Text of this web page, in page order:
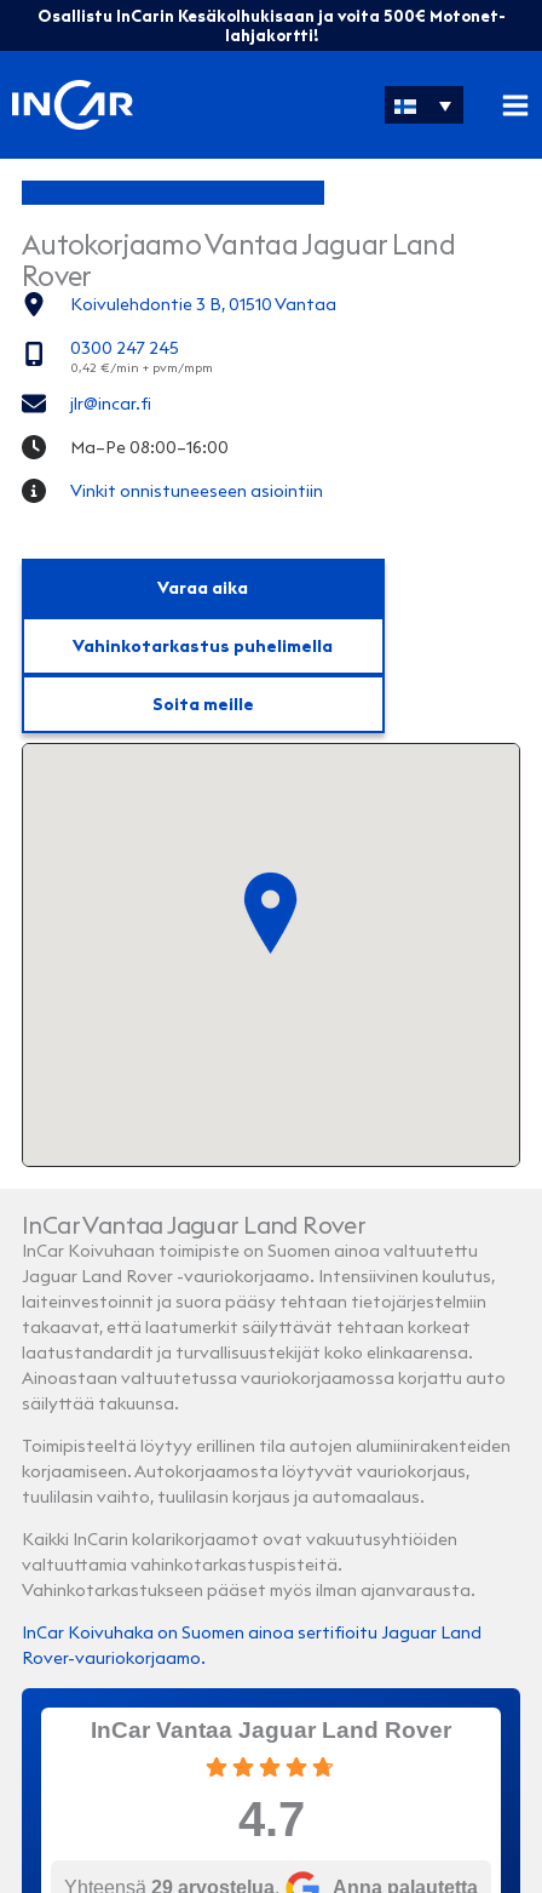
Osallistu InCarin Kesäkolhukisaan ja voita 500€ Motonet-
lahjakortti!
Autokorjaamo Vantaa Jaguar Land
Rover
Koivulehdontie 3 B, 01510 Vantaa
0300 247 245
jlr@incar.fi
Ma–Pe 08:00–16:00
Vinkit onnistuneeseen asiointiin
Varaa aika
Vahinkotarkastus puhelimella
Soita meille
InCar Vantaa Jaguar Land Rover
InCar Koivuhaan toimipiste on Suomen ainoa valtuutettu
Jaguar Land Rover -vauriokorjaamo. Intensiivinen koulutus,
laiteinvestoinnit ja suora pääsy tehtaan tietojärjestelmiin
takaavat, että laatumerkit säilyttävät tehtaan korkeat
laatustandardit ja turvallisuustekijät koko elinkaarensa.
Ainoastaan valtuutetussa vauriokorjaamossa korjattu auto
säilyttää takuunsa.
Toimipisteeltä löytyy erillinen tila autojen alumiinirakenteiden
korjaamiseen. Autokorjaamosta löytyvät vauriokorjaus,
tuulilasin vaihto, tuulilasin korjaus ja automaalaus.
Kaikki InCarin kolarikorjaamot ovat vakuutusyhtiöiden
valtuuttamia vahinkotarkastuspisteitä.
Vahinkotarkastukseen pääset myös ilman ajanvarausta.
InCar Koivuhaka on Suomen ainoa sertifioitu Jaguar Land
Rover-vauriokorjaamo.
InCar Vantaa Jaguar Land Rover
4.7
Yhteensä 29 arvostelua. Anna palautetta